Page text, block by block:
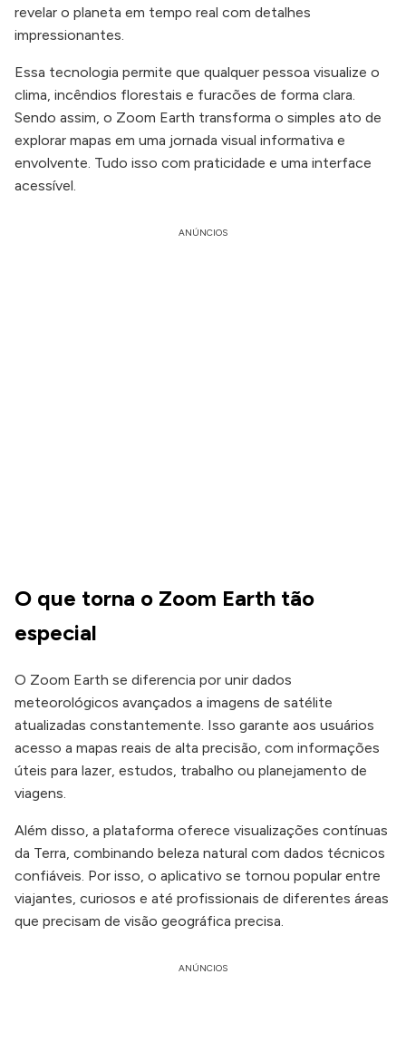
revelar o planeta em tempo real com detalhes
impressionantes.
Essa tecnologia permite que qualquer pessoa visualize o
clima, incêndios florestais e furacões de forma clara.
Sendo assim, o Zoom Earth transforma o simples ato de
explorar mapas em uma jornada visual informativa e
envolvente. Tudo isso com praticidade e uma interface
acessível.
ANÚNCIOS
O que torna o Zoom Earth tão
especial
O Zoom Earth se diferencia por unir dados
meteorológicos avançados a imagens de satélite
atualizadas constantemente. Isso garante aos usuários
acesso a mapas reais de alta precisão, com informações
úteis para lazer, estudos, trabalho ou planejamento de
viagens.
Além disso, a plataforma oferece visualizações contínuas
da Terra, combinando beleza natural com dados técnicos
confiáveis. Por isso, o aplicativo se tornou popular entre
viajantes, curiosos e até profissionais de diferentes áreas
que precisam de visão geográfica precisa.
ANÚNCIOS